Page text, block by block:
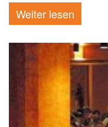
Weiter lesen